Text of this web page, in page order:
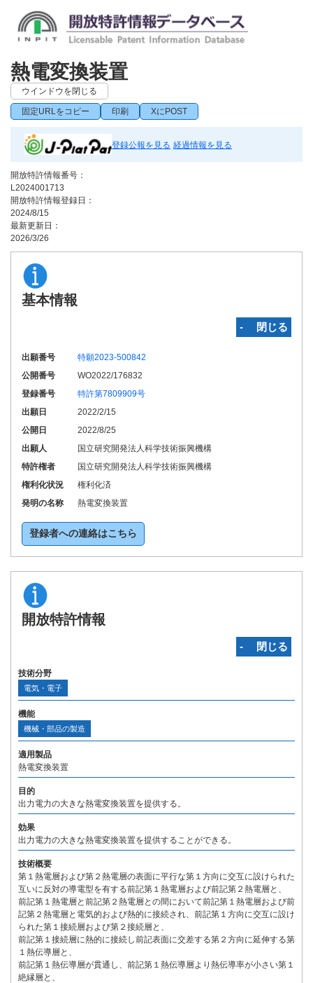
熱電変換装置
ウインドウを閉じる
固定URLをコピー 印刷 XにPOST
登録公報を見る 経過情報を見る
開放特許情報番号：
L2024001713
開放特許情報登録日：
2024/8/15
最新更新日：
2026/3/26
基本情報
‐ 閉じる
出願番号
特願2023-500842
公開番号
WO2022/176832
登録番号
特許第7809909号
出願日
2022/2/15
公開日
2022/8/25
出願人
国立研究開発法人科学技術振興機構
特許権者
国立研究開発法人科学技術振興機構
権利化状況
権利化済
発明の名称
熱電変換装置
登録者への連絡はこちら
開放特許情報
‐ 閉じる
技術分野
電気・電子
機能
機械・部品の製造
適用製品
熱電変換装置
目的
出力電力の大きな熱電変換装置を提供する。
効果
出力電力の大きな熱電変換装置を提供することができる。
技術概要
第１熱電層および第２熱電層の表面に平行な第１方向に交互に設けられた
互いに反対の導電型を有する前記第１熱電層および前記第２熱電層と、
前記第１熱電層と前記第２熱電層との間において前記第１熱電層および前
記第２熱電層と電気的および熱的に接続され、前記第１方向に交互に設け
られた第１接続層および第２接続層と、
前記第１接続層に熱的に接続し前記表面に交差する第２方向に延伸する第
１熱伝導層と、
前記第１熱伝導層が貫通し、前記第１熱伝導層より熱伝導率が小さい第１
絶縁層と、